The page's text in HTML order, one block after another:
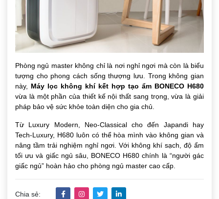
Phòng ngủ master không chỉ là nơi nghỉ ngơi mà còn là biểu
tượng cho phong cách sống thượng lưu. Trong không gian
này, Máy lọc không khí kết hợp tạo ẩm BONECO H680
vừa là một phần của thiết kế nội thất sang trọng, vừa là giải
pháp bảo vệ sức khỏe toàn diện cho gia chủ.
Từ Luxury Modern, Neo-Classical cho đến Japandi hay
Tech-Luxury, H680 luôn có thể hòa mình vào không gian và
nâng tầm trải nghiệm nghỉ ngơi. Với không khí sạch, độ ẩm
tối ưu và giấc ngủ sâu, BONECO H680 chính là “người gác
giấc ngủ” hoàn hảo cho phòng ngủ master cao cấp.
Chia sẻ: